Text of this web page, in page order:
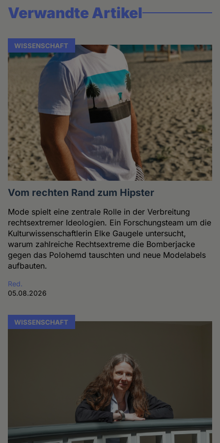
Verwandte Artikel
WISSENSCHAFT
Vom rechten Rand zum Hipster
Mode spielt eine zentrale Rolle in der Verbreitung
rechtsextremer Ideologien. Ein Forschungsteam um die
Kulturwissenschaftlerin Elke Gaugele untersucht,
warum zahlreiche Rechtsextreme die Bomberjacke
gegen das Polohemd tauschten und neue Modelabels
aufbauten.
Red.
05.08.2026
WISSENSCHAFT